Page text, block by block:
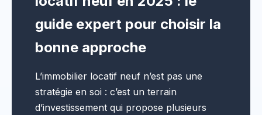
guide expert pour choisir la
bonne approche
L’immobilier locatif neuf n’est pas une
stratégie en soi : c’est un terrain
d’investissement qui propose plusieurs